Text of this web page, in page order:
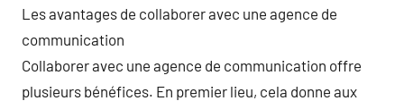
Les avantages de collaborer avec une agence de
communication
Collaborer avec une agence de communication offre
plusieurs bénéfices. En premier lieu, cela donne aux